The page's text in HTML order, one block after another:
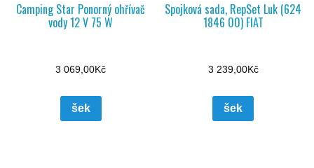
Camping Star Ponorný ohřívač
vody 12 V 75 W
3 069,00Kč
šek
Spojková sada, RepSet Luk (624
1846 00) FIAT
3 239,00Kč
šek